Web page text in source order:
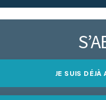
JE SUIS DÉJÀ